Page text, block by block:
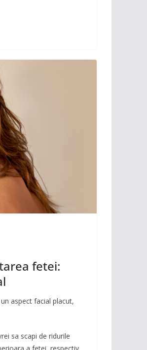
fetei:
aspect facial placut,
sa scapi de ridurile
a fetei, respectiv